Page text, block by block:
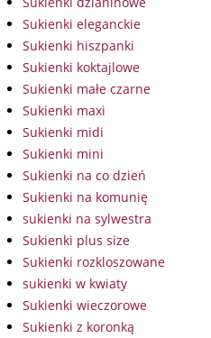
Sukienki eleganckie
Sukienki hiszpanki
Sukienki koktajlowe
Sukienki małe czarne
Sukienki maxi
Sukienki midi
Sukienki mini
Sukienki na co dzień
Sukienki na komunię
sukienki na sylwestra
Sukienki plus size
Sukienki rozkloszowane
sukienki w kwiaty
Sukienki wieczorowe
Sukienki z koronką